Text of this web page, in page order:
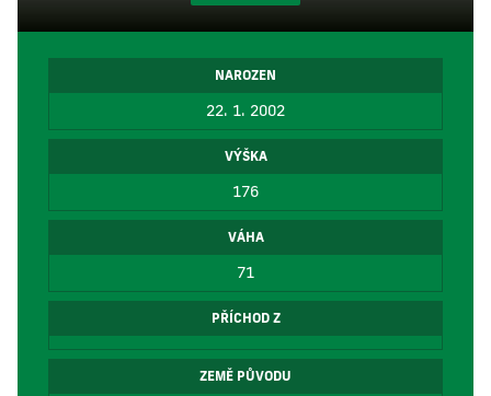
NAROZEN
22. 1. 2002
VÝŠKA
176
VÁHA
71
PŘÍCHOD Z
ZEMĚ PŮVODU